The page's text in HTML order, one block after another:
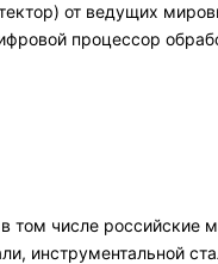
от ведущих
процессор
том числе российские
инструментальной